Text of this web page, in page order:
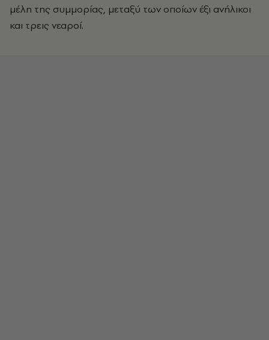
μέλη της συμμορίας, μεταξύ των οποίων έξι ανήλικοι
και τρεις νεαροί.